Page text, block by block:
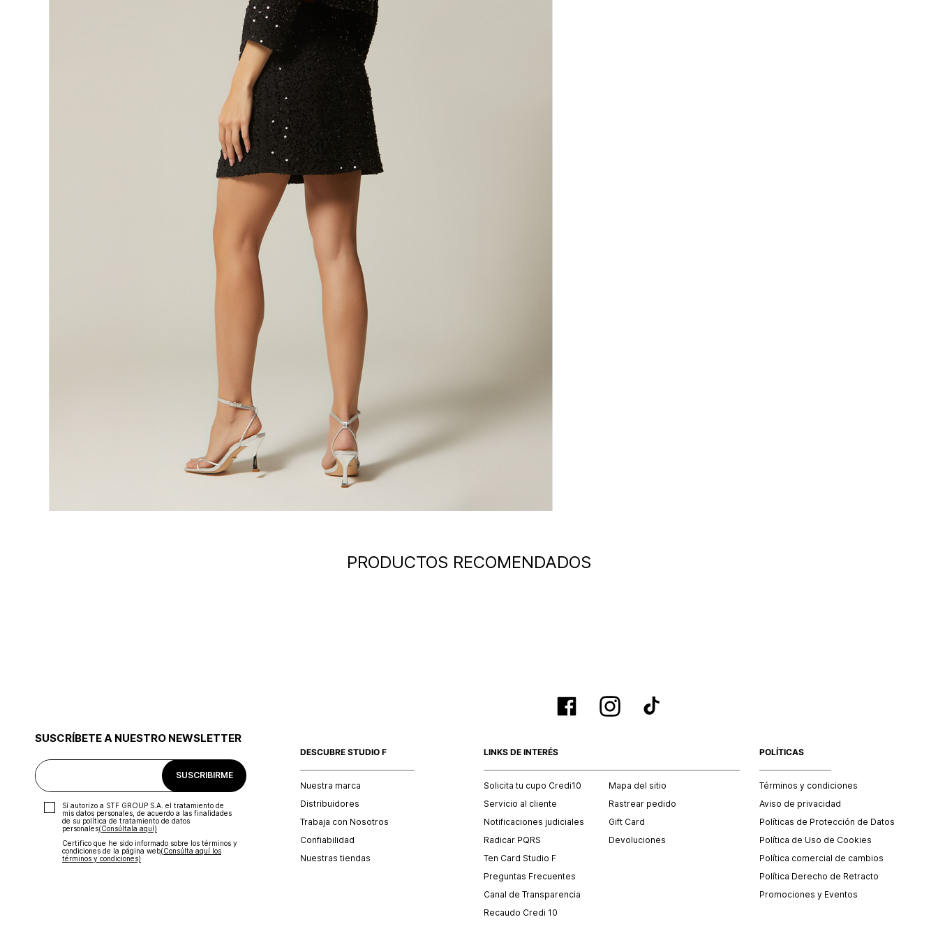
PRODUCTOS RECOMENDADOS
SUSCRÍBETE A NUESTRO NEWSLETTER
SUSCRIBIRME
Sí autorizo a STF GROUP S.A. el tratamiento de
mis datos personales, de acuerdo a las finalidades
de su política de tratamiento de datos
personales‎(Consúltala aquí)
Certifico que he sido informado sobre los términos y
condiciones de la página web‎(Consúlta aquí los
términos y condiciones)
DESCUBRE STUDIO F
Nuestra marca
Distribuidores
Trabaja con Nosotros
Confiabilidad
Nuestras tiendas
LINKS DE INTERÉS
Solicita tu cupo Credi10
Servicio al cliente
Notificaciones judiciales
Radicar PQRS
Ten Card Studio F
Preguntas Frecuentes
Canal de Transparencia
Recaudo Credi 10
Mapa del sitio
Rastrear pedido
Gift Card
Devoluciones
POLÍTICAS
Términos y condiciones
Aviso de privacidad
Políticas de Protección de Datos
Política de Uso de Cookies
Política comercial de cambios
Política Derecho de Retracto
Promociones y Eventos